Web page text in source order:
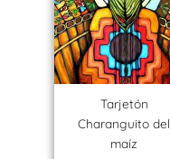
Tarjetón
Charanguito del
maíz